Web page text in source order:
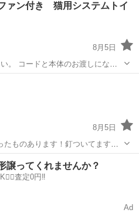
ァン付き 猫用システムトイ
8月5日
。 コードと本体のお渡しになり
他
8月5日
ものあります！釘ついてます！
いものもあり。
他 木材
譲ってくれませんか？
査定0円‼️
Ad